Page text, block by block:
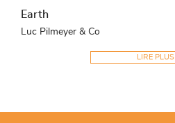
Earth
Luc Pilmeyer & Co
LIRE PLUS